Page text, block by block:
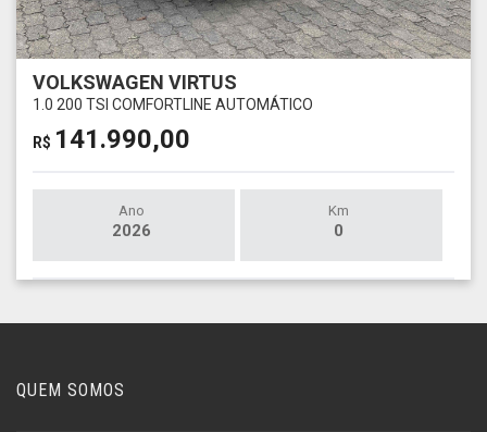
VOLKSWAGEN VIRTUS
1.0 200 TSI COMFORTLINE AUTOMÁTICO
R$ 141.990,00
Ano
2026
Km
0
QUEM SOMOS